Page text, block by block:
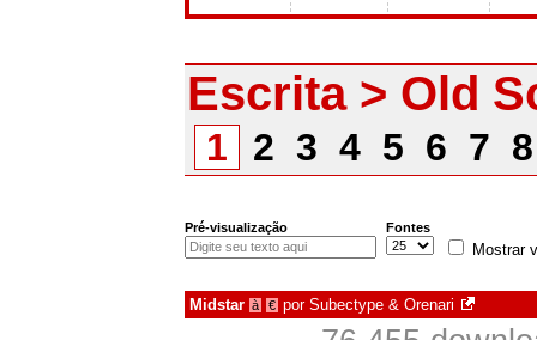
Escrita > Old
1 2 3 4 5 6 7
Pré-visualização Fontes
Mostrar
Midstar à € por Subectype & Orenari